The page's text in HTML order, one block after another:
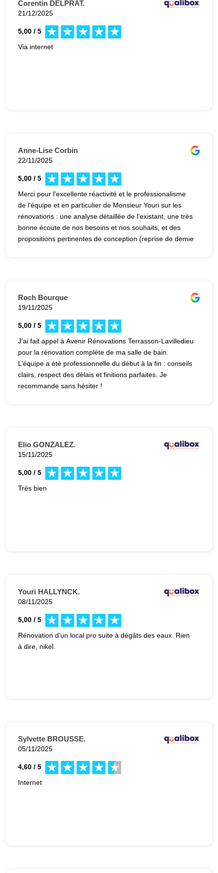
Corentin DELPRAT.
21/12/2025
5,00 / 5
Via internet
Anne-Lise Corbin
22/11/2025
5,00 / 5
Merci pour l'excellente réactivité et le professionalisme
de l'équipe et en particulier de Monsieur Youri sur les
rénovations : une analyse détaillée de l'existant, une très
bonne écoute de nos besoins et nos souhaits, et des
propositions pertinentes de conception (reprise de demie
l'avantage d'être plus fiable, plus efficace et moins cher !
Encore merci
Roch Bourque
19/11/2025
5,00 / 5
J’ai fait appel à Avenir Rénovations Terrasson-Lavilledieu
pour la rénovation complète de ma salle de bain.
L’équipe a été professionnelle du début à la fin : conseils
clairs, respect des délais et finitions parfaites. Je
recommande sans hésiter !
Elio GONZALEZ.
15/11/2025
5,00 / 5
Très bien
Youri HALLYNCK.
08/11/2025
5,00 / 5
Rénovation d’un local pro suite à dégâts des eaux. Rien
à dire, nikel.
Sylvette BROUSSE.
05/11/2025
4,60 / 5
Internet